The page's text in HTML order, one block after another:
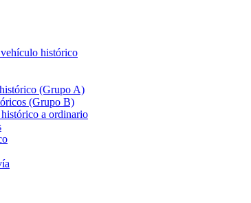
histórico
(Grupo A)
(Grupo B)
a ordinario